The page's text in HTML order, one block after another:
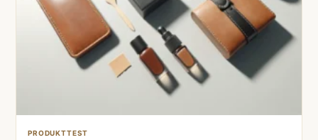
PRODUKTTEST